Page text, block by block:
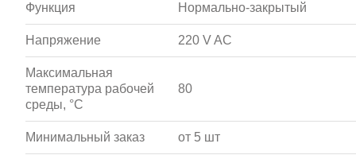
Функция Нормально-закрытый
Напряжение 220 V AC
Максимальная
температура рабочей
среды, °С
80
Минимальный заказ от 5 шт